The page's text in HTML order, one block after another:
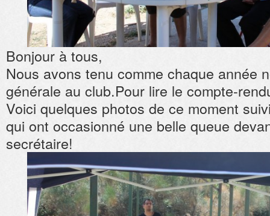
Bonjour à tous,
Nous avons tenu comme chaque année
générale au club.Pour lire le compte-
Voici quelques photos de ce moment
qui ont occasionné une belle queue
secrétaire!